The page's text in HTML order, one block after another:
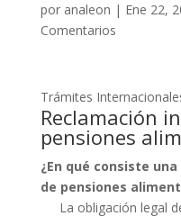
por analeon | Ene 22,
Comentarios
Trámites
Reclamación
pensiones
¿En qué consiste
de pensiones
La obligación legal